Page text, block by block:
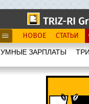
НОВОЕ СТАТЬИ
УМНЫЕ ЗАРПЛАТЫ